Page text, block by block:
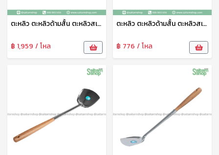
ตะหลิว ตะหลิวด้ามสั้น ตะหลิวสเเตนเลส ตะหลิวผัดอาหาร 6 นิ้ว ด้ามไม้ 907A ตราปลาคู่
฿ 1,959 / โหล
ตะหลิว ตะหลิวด้ามสั้น ตะหลิวสเเตนเลส ตะหลิวผัดอาหาร 5 นิ้ว ด้ามไม้ 907A ตราปลาคู่
฿ 776 / โหล